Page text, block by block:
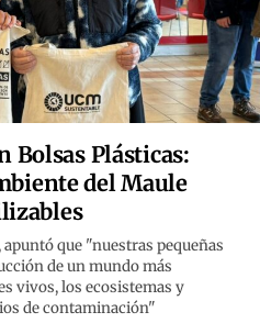
Bolsas Plásticas:
del Maule
apuntó que "nuestras pequeñas
de un mundo más
vivos, los ecosistemas y
de contaminación"